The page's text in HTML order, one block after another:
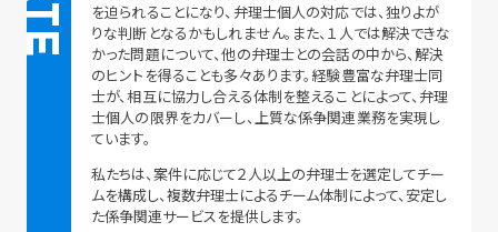
を迫られることになり、弁理士個人の対応では、独りよが
りな判断となるかもしれません。また、１人では解決できな
かった問題について、他の弁理士との会話の中から、解決
のヒントを得ることも多々あります。経験豊富な弁理士同
士が、相互に協力し合える体制を整えることによって、弁理
士個人の限界をカバーし、上質な係争関連業務を実現し
ています。
私たちは、案件に応じて２人以上の弁理士を選定してチー
ムを構成し、複数弁理士によるチーム体制によって、安定し
た係争関連サービスを提供します。